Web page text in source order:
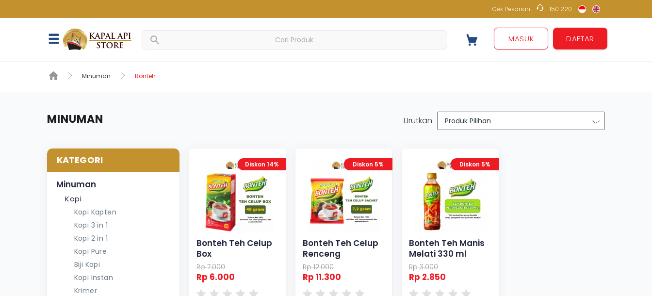
Cek Pesanan 150 220
150 220
MASUK DAFTAR
Minuman Bonteh
MINUMAN Urutkan
KATEGORI
Minuman
Kopi
Kopi Kapten
Kopi 3 in 1
Kopi 2 in 1
Kopi Pure
Biji Kopi
Kopi Instan
Krimer
Diskon 14%
Bonteh Teh Celup
Box
Rp 7.000
Rp 6.000
Diskon 5%
Bonteh Teh Celup
Renceng
Rp 12.000
Rp 11.300
Diskon 5%
Bonteh Teh Manis
Melati 330 ml
Rp 3.000
Rp 2.850